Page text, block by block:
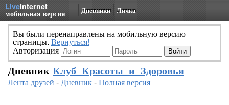
LiveInternet
мобильная версия Дневники Личка
Вы были перенаправлены на мобильную версию
страницы. Вернуться!
Авторизация
Дневник Клуб_Красоты_и_Здоровья
Лента друзей -Дневник-Полная версия